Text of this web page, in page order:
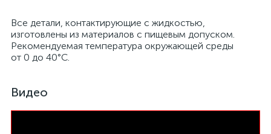
Все детали, контактирующие с жидкостью,
изготовлены из материалов с пищевым допуском.
Рекомендуемая температура окружающей среды
от 0 до 40°С.
Видео